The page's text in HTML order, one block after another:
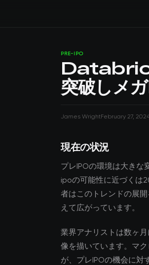
PRE-IPO
突破しメ
James WrightFebruary 27,
現在の状況
プレIPOの環境は大き
ipoの可能性に近づくは
者はこのトレンドの展
えて広がっています。
業界アナリストは数ヶ
像を描いています。マ
が、プレIPOの機会に対